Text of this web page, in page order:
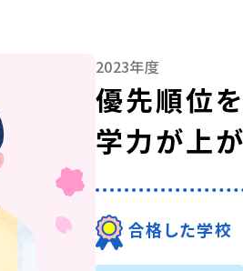
2023年度
優先順位
学力が上
合格した学校